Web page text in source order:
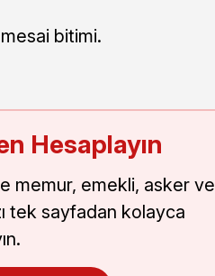
bitimi.
Hesaplayın
memur, emekli, asker ve
tek sayfadan kolayca